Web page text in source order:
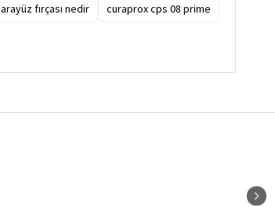
arayüz fırçası nedir
curaprox cps 08 prime